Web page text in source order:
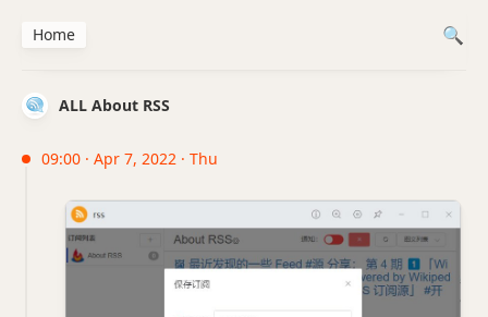
ALL About RSS
09:00 · Apr 7, 2022 · Thu
Home